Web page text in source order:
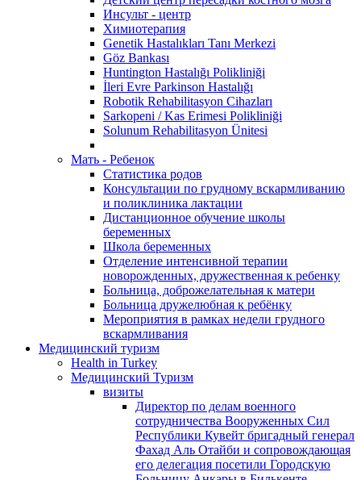
Инсульт - центр
Химиотерапия
Genetik Hastalıkları Tanı Merkezi
Göz Bankası
Huntington Hastalığı Polikliniği
İleri Evre Parkinson Hastalığı
Robotik Rehabilitasyon Cihazları
Sarkopeni / Kas Erimesi Polikliniği
Solunum Rehabilitasyon Ünitesi
Мать - Ребенок
Статистика родов
Консультации по грудному вскармливанию
и поликлиника лактации
Дистанционное обучение школы
беременных
Школа беременных
Отделение интенсивной терапии
новорожденных, дружественная к ребенку
Больница, доброжелательная к матери
Больница дружелюбная к ребёнку
Мероприятия в рамках недели грудного
вскармливания
Медицинский туризм
Health in Turkey
Медицинский Туризм
визиты
Директор по делам военного
сотрудничества Вооруженных Сил
Республики Кувейт бригадный генерал
Фахад Аль Отайби и сопровождающая
его делегация посетили Городскую